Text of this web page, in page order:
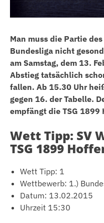
Man muss die Partie
Bundesliga nicht
am Samstag, dem 13.
Abstieg tatsächlich
fallen. Ab 15.30 Uhr
gegen 16. der Tabelle.
empfängt die TSG 1899
Wett Tipp: SV
TSG 1899
Wett Tipp: 1
Wettbewerb: 1.)
Datum: 13.02.2015
Uhrzeit 15:30